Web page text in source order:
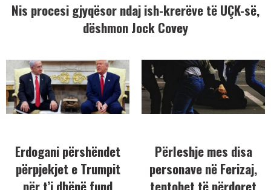
Nis procesi gjyqësor ndaj ish-krerëve të UÇK-së,
dëshmon Jock Covey
Erdogani përshëndet
përpjekjet e Trumpit
për t’i dhënë fund
Përleshje mes disa
personave në Ferizaj,
tentohet të përdoret